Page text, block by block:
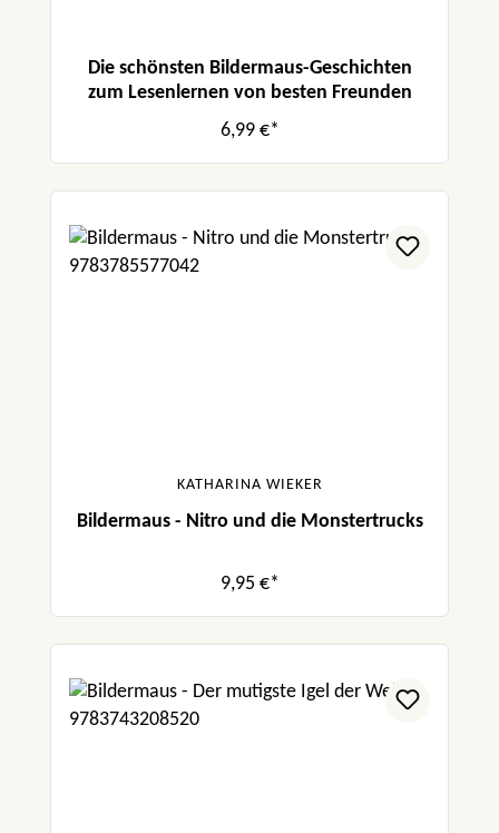
Die schönsten Bildermaus-Geschichten
zum Lesenlernen von besten Freunden
6,99 €*
KATHARINA WIEKER
Bildermaus - Nitro und die Monstertrucks
9,95 €*